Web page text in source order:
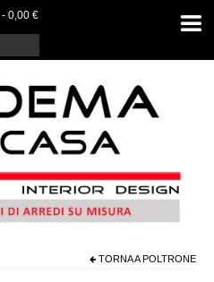
- 0,00 €
TORNA A POLTRONE